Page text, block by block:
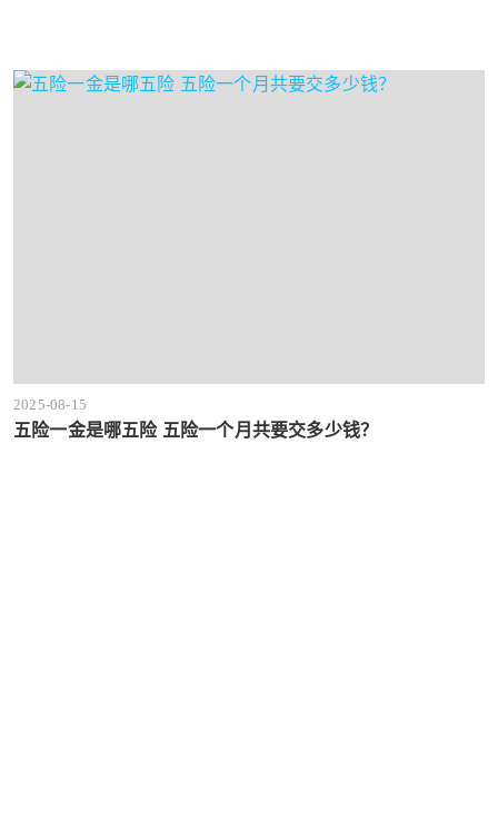
2025-08-15
五险一金是哪五险 五险一个月共要交多少钱？